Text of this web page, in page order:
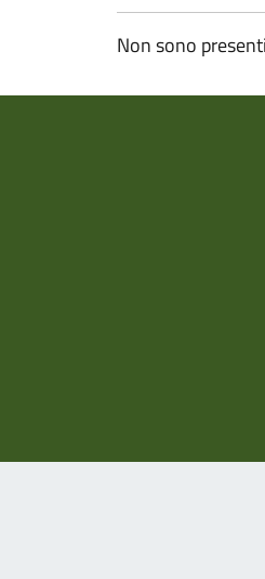
Non sono